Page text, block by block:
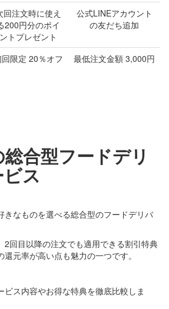
回注文時に使え
200円分のポイ
ントプレゼント
公式LINEアカウント
の友だち追加
限定 20％オフ 最低注文金額 3,000円
合型フードデリ
ス
きなものを選べる総合型のフードデリバ
2回目以降の注文でも適用できる割引特典
元率が高い点も魅力の一つです。
ビス内容やお得な特典を徹底比較しま